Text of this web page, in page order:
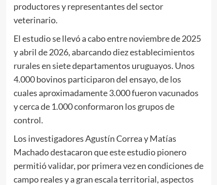
productores y representantes del sector
veterinario.
El estudio se llevó a cabo entre noviembre de 2025
y abril de 2026, abarcando diez establecimientos
rurales en siete departamentos uruguayos. Unos
4.000 bovinos participaron del ensayo, de los
cuales aproximadamente 3.000 fueron vacunados
y cerca de 1.000 conformaron los grupos de
control.
Los investigadores Agustín Correa y Matías
Machado destacaron que este estudio pionero
permitió validar, por primera vez en condiciones de
campo reales y a gran escala territorial, aspectos